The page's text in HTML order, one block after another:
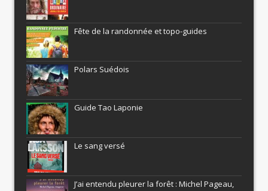
Fête de la randonnée et topo-guides
Polars Suédois
Guide Tao Laponie
Le sang versé
J’ai entendu pleurer la forêt : Michel Pageau,